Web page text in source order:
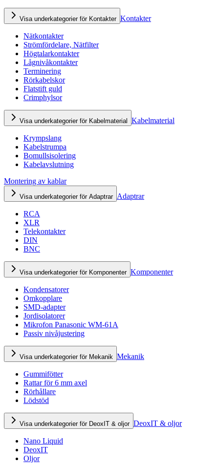
Visa underkategorier för Kontakter Kontakter
Nätkontakter
Strömfördelare, Nätfilter
Högtalarkontakter
Lågnivåkontakter
Terminering
Rörkabelskor
Flatstift guld
Crimphylsor
Visa underkategorier för Kabelmaterial Kabelmaterial
Krympslang
Kabelstrumpa
Bomullsisolering
Kabelavslutning
Montering av kablar
Visa underkategorier för Adaptrar Adaptrar
RCA
XLR
Telekontakter
DIN
BNC
Visa underkategorier för Komponenter Komponenter
Kondensatorer
Omkopplare
SMD-adapter
Jordisolatorer
Mikrofon Panasonic WM-61A
Passiv nivåjustering
Visa underkategorier för Mekanik Mekanik
Gummifötter
Rattar för 6 mm axel
Rörhållare
Lödstöd
Visa underkategorier för DeoxIT & oljor DeoxIT & oljor
Nano Liquid
DeoxIT
Oljor